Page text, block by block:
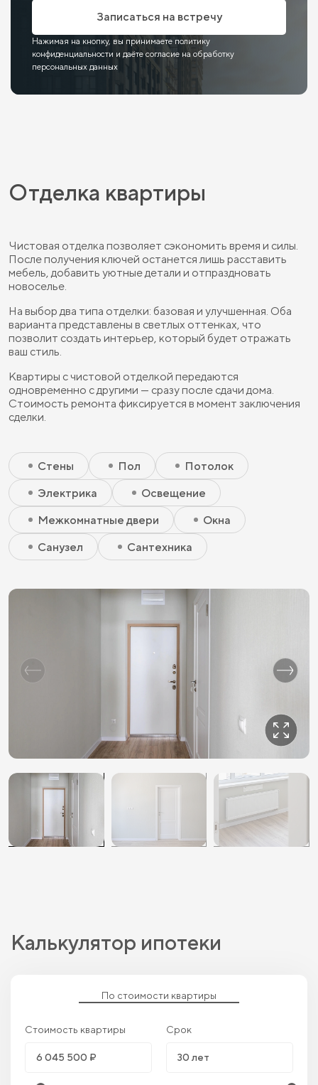
Записаться на встречу
Нажимая на кнопку, вы принимаете политику
конфиденциальности и даёте согласие на обработку
персональных данных
Отделка квартиры
Чистовая отделка позволяет сэкономить время и силы.
После получения ключей останется лишь расставить
мебель, добавить уютные детали и отпраздновать
новоселье.
На выбор два типа отделки: базовая и улучшенная. Оба
варианта представлены в светлых оттенках, что
позволит создать интерьер, который будет отражать
ваш стиль.
Квартиры с чистовой отделкой передаются
одновременно с другими — сразу после сдачи дома.
Стоимость ремонта фиксируется в момент заключения
сделки.
Скрытый элемент 1 - Чистовая улучшенная
Скрытый элемент 2 - Чистовая улучшенная
Скрытый элемент 3 - Чистовая улучшенная
Стены
Пол
Потолок
Электрика
Освещение
Межкомнатные двери
Окна
Санузел
Сантехника
Калькулятор ипотеки
По стоимости квартиры
Стоимость квартиры Срок